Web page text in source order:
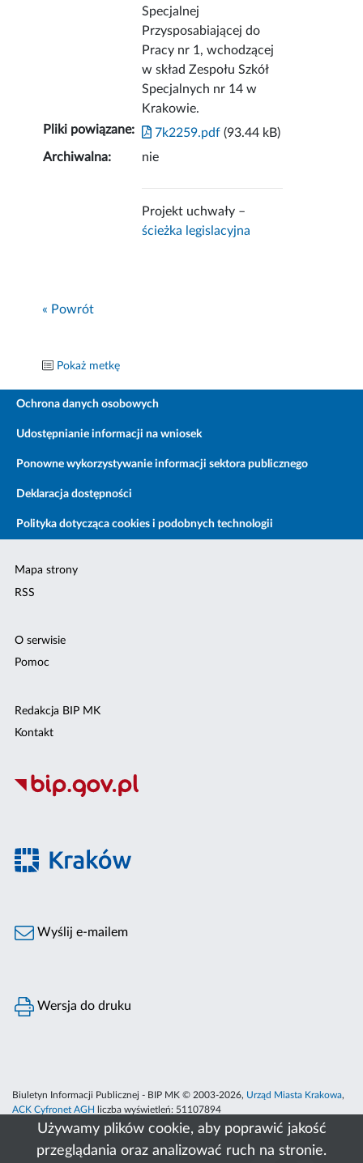
Używamy plików cookie, aby poprawić jakość
przeglądania oraz analizować ruch na stronie.
Specjalnej
Przysposabiającej do
Pracy nr 1, wchodzącej
w skład Zespołu Szkół
Specjalnych nr 14 w
Krakowie.
Pliki powiązane: 7k2259.pdf (93.44 kB)
Archiwalna:
nie
Projekt uchwały –
ścieżka legislacyjna
« Powrót
Pokaż metkę
Ochrona danych osobowych
Udostępnianie informacji na wniosek
Ponowne wykorzystywanie informacji sektora publicznego
Deklaracja dostępności
Polityka dotycząca cookies i podobnych technologii
Mapa strony
RSS
O serwisie
Pomoc
Redakcja BIP MK
Kontakt
Wyślij e-mailem
Wersja do druku
Biuletyn Informacji Publicznej - BIP MK © 2003-2026, Urząd Miasta Krakowa,
ACK Cyfronet AGH
liczba wyświetleń: 51107894